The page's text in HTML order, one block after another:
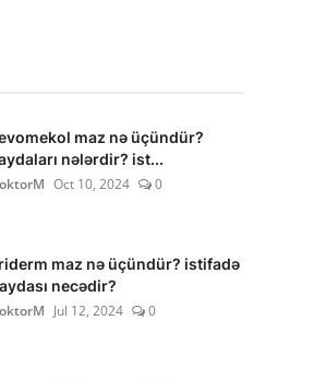
maz nə üçündür?
nələrdir? ist...
Oct 10, 2024 0
maz nə üçündür? istifadə
necədir?
Jul 12, 2024 0